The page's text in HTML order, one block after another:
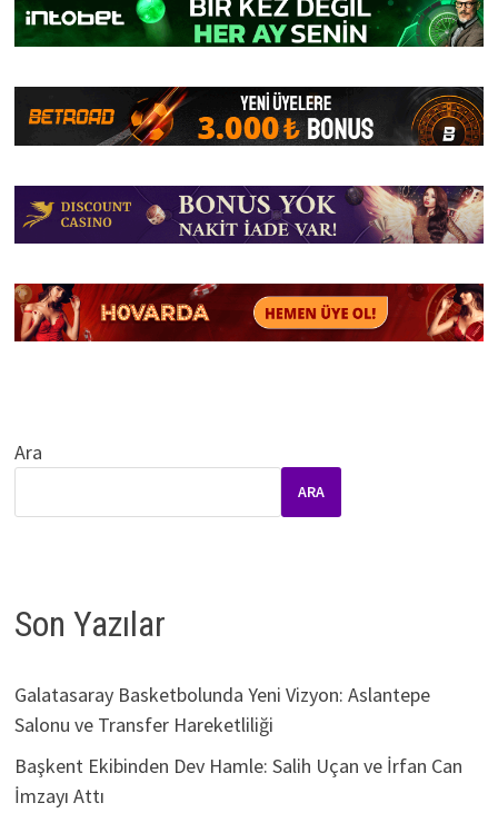
Ara
ARA
Son Yazılar
Galatasaray Basketbolunda Yeni Vizyon: Aslantepe
Salonu ve Transfer Hareketliliği
Başkent Ekibinden Dev Hamle: Salih Uçan ve İrfan Can
İmzayı Attı